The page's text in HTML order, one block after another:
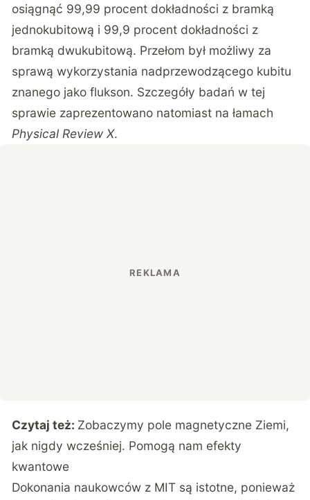
osiągnąć 99,99 procent dokładności z bramką
jednokubitową i 99,9 procent dokładności z
bramką dwukubitową. Przełom był możliwy za
sprawą wykorzystania nadprzewodzącego kubitu
znanego jako flukson. Szczegóły badań w tej
sprawie zaprezentowano natomiast na łamach
Physical Review X.
Czytaj też: Zobaczymy pole magnetyczne Ziemi,
jak nigdy wcześniej. Pomogą nam efekty
kwantowe
Dokonania naukowców z MIT są istotne, ponieważ